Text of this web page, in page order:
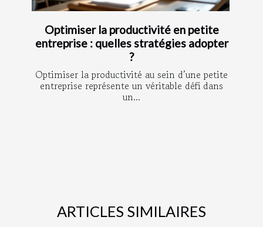
Optimiser la productivité en petite
entreprise : quelles stratégies adopter
?
Optimiser la productivité au sein d’une petite
entreprise représente un véritable défi dans
un...
ARTICLES SIMILAIRES